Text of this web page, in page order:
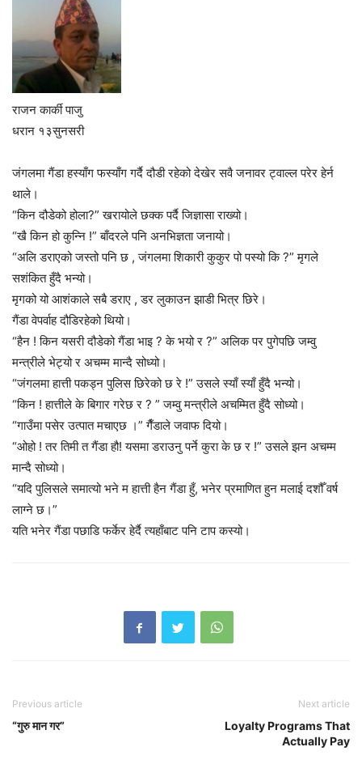
राजन कार्की पाजु
धरान १३सुनसरी
जंगलमा गैंडा हस्याँग फस्याँग गर्दै दौडी रहेको देखेर सवै जनावर ट्वाल्ल परेर हेर्न
थाले।
“किन‌‌ दौडेको होला?” खरायोले छक्क पर्दै जिज्ञासा राख्यो।
“खै किन हो कुन्नि !” बाँदरले पनि अनभिज्ञता जनायो।
“अलि डराएको जस्तो पनि छ , जंगलमा शिकारी कुकुर पो पस्यो कि ?” मृगले
सशंकित हुँदै भन्यो।
मृगको यो आशंकाले सबै डराए , डर लुकाउन झाडी भित्र छिरे।
गैंडा वेपर्वाह दौडिरहेको थियो।
“हैन ! किन यसरी दौडेको गैंडा भाइ ? के भयो र ?” अलिक पर पुगेपछि जम्वु
मन्त्रीले भेट्यो र अचम्म मान्दै सोध्यो।
“जंगलमा हात्ती पकड्न पुलिस छिरेको छ रे !” उसले स्याँ स्याँ हुँदै भन्यो।
“किन ! हात्तीले के बिगार गरेछ र ? ” जम्वु मन्त्रीले अचम्मित हुँदै सोध्यो।
“गाउँमा पसेर उत्पात मचाएछ ।” गैँडाले जवाफ दियो।
“ओहो ! तर तिमी त गैंडा हौ! यसमा डराउनु पर्ने कुरा के छ र !” उसले झन अचम्म
मान्दै सोध्यो।
“यदि पुलिसले समात्यो भने म हात्ती हैन गैंडा हुँ, भनेर प्रमाणित हुन मलाई दशौँ वर्ष
लाग्ने छ।”
यति भनेर गैंडा पछाडि फर्केर हेर्दै त्यहाँबाट पनि टाप कस्यो।
Previous article
“गुरु मान गर”
Next article
Loyalty Programs That
Actually Pay